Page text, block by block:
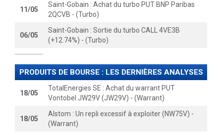
11/05
Saint-Gobain : Achat du turbo PUT BNP Paribas
2QCVB - (Turbo)
06/05
Saint-Gobain : Sortie du turbo CALL 4VE3B
(+12.74%) - (Turbo)
PRODUITS DE BOURSE : LES DERNIÈRES ANALYSES
18/05
TotalEnergies SE : Achat du warrant PUT
Vontobel JW29V (JW29V) - (Warrant)
18/05
Alstom : Un repli excessif à exploiter (NW75V) -
(Warrant)